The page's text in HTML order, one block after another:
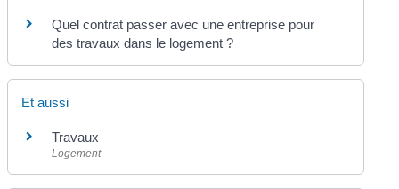
Quel contrat passer avec une entreprise pour
des travaux dans le logement ?
Et aussi
Travaux
Logement